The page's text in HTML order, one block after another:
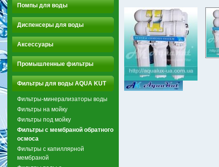
Помпы для воды
Диспенсеры для воды
Аксессуары
Промышленные фильтры
Фильтры для воды AQUA KUT
Фильтры-минерализаторы воды
Фильтры на мойку
Фильтры под мойку
Фильтры с мембраной обратного
осмоса
Фильтры с капиллярной
мембраной